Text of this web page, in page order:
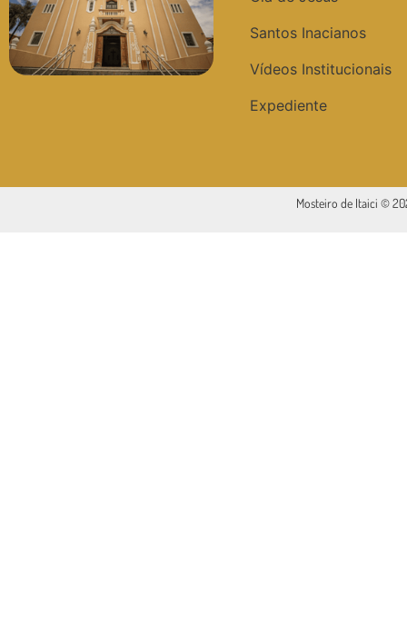
Santos Inacianos
Vídeos Institucionais
Expediente
Mosteiro de Itaici ©